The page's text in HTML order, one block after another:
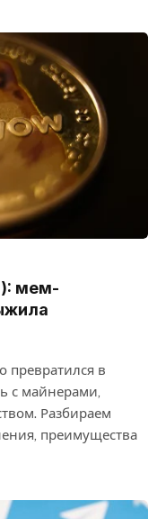
мем-
превратился в
с майнерами,
Разбираем
преимущества